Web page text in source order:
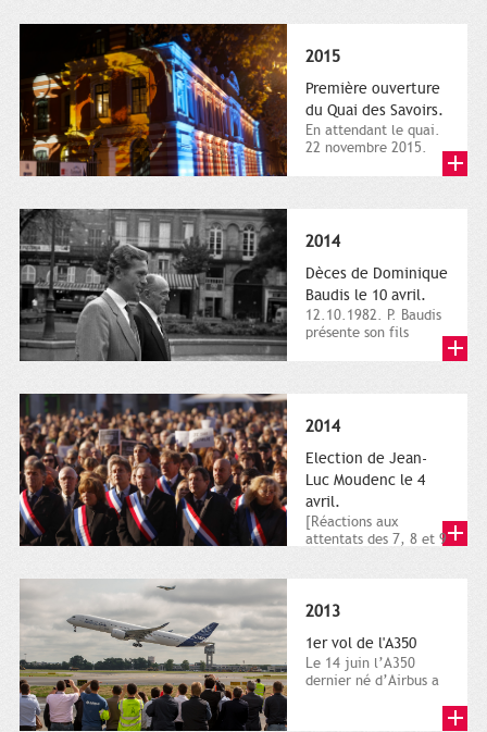
2015
Première ouverture
du Quai des Savoirs.
En attendant le quai.
22 novembre 2015.
2014
Dèces de Dominique
Baudis le 10 avril.
12.10.1982. P. Baudis
présente son fils
2014
Election de Jean-
Luc Moudenc le 4
avril.
[Réactions aux
attentats des 7, 8 et 9
2013
1er vol de l'A350
Le 14 juin l’A350
dernier né d’Airbus a